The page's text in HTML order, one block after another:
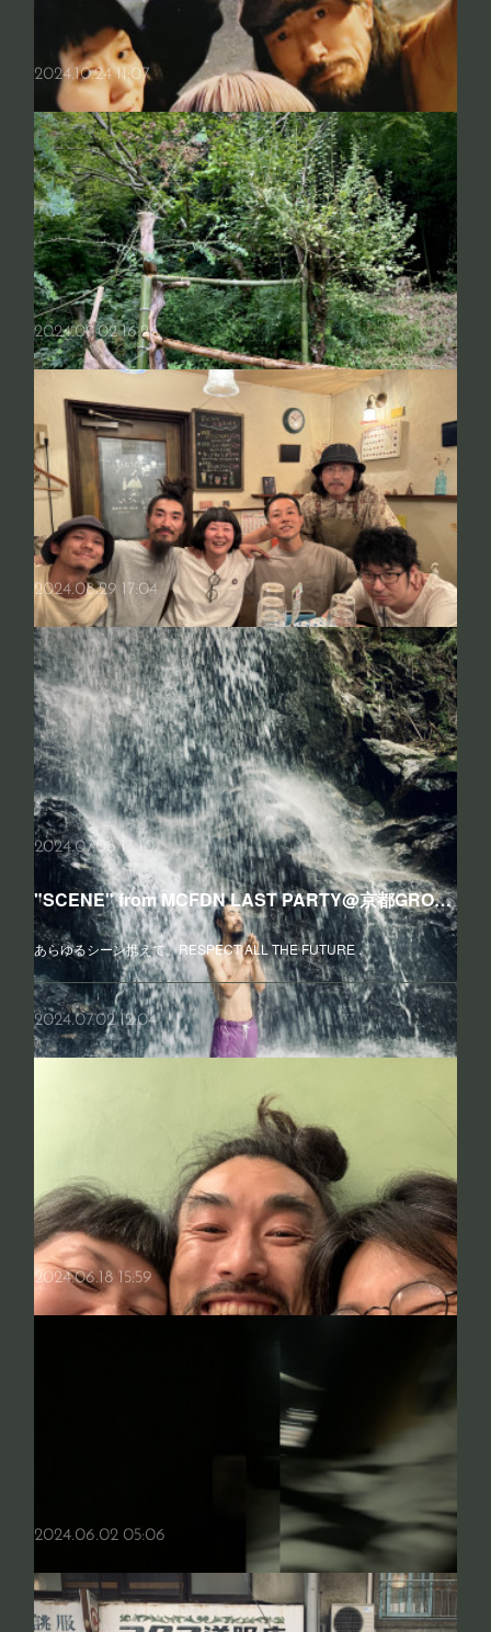
ただける方々、多くの方々のお力添えを頂き色々な場所でライヴを行え
たこと、心を通わせる事が出来たこと、感謝申し上げます🙇‍♀️ 出会っ…
New Release "HAWKING" 2024 Christmas gift!!!!
新譜「HAWKING」をリリースしました！
一度死んだ だから復活なのだ
もう一昨晩になるけれど、吹田ＳＡにて事切れてのち朝9時頃、神戸か
ら無事家に帰ってきました私たち余り寝ていないにも関わらず、服も着
替えずにそのまま掃除機がけをして更に出かけるなど、普段パワー無…
2024.10.24 11:07
祭りのあと
過ごしやすい季節になった。涼しくなったらやろうと夏に口走ったこと
をやるわけでもなく のらりくらりと時間と一緒に流れている。人と会
うともう少し人間らしく生きれればと思うし、 猫を見てたらもう少…
2024.09.02 16:26
どこを切り取っても笑い話
こんな時に東京まで行くことないじゃない という気象の中。どうして
も食べたいカリーがあったもので車を走らせた。途中まで何事もないか
のような空。山梨に入った辺りから変わりはじめ空の色、高速は通行…
2024.08.29 17:04
どうやら今年は言えそうにない
夏にクーラーがなくても全然快適に過ごせるんだよと、少しばかり自慢
げにクーラーがないと過ごせない地域に方々に言えることだけが我が家
の誇りであったが、どうやら今年は言えそうにない。 ソファに座っ…
2024.07.08 13:10
"SCENE" from MCFDN LAST PARTY@京都GROWLY
あらゆるシーン携えて。RESPECT ALL THE FUTURE .
2024.07.02 12:04
2024.06.18 15:59
2024.06.02 05:06